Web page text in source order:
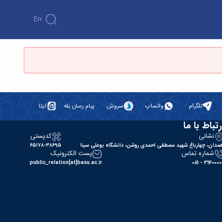
En
تلگرام واتساپ سروش پیام رسان بله ایتا
با ما
نشانی
چهارباغ شهید مصطفی احمدی روشن، دانشگاه بوعلی سینا
کدپستی
۶۵۱۷۸-۳۸۶۹۵
شماره تماس
31400000 -
پست الکترونیک
public_relation[at]basu.ac.ir